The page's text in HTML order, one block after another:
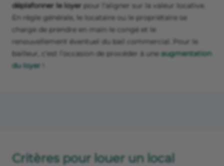
Comment louer le local commercial après 9
ans ?
Au terme du bail commercial, le locataire peut rester
dans le local. Si ni le bailleur, ni le locataire n'agissent, la
location se poursuit par
En règle générale, le locataire ou le propriétaire se
charge de prendre en main le congé et le